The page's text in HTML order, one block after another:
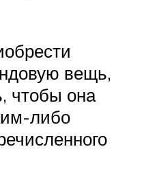
вещь,
чтобы она
либо